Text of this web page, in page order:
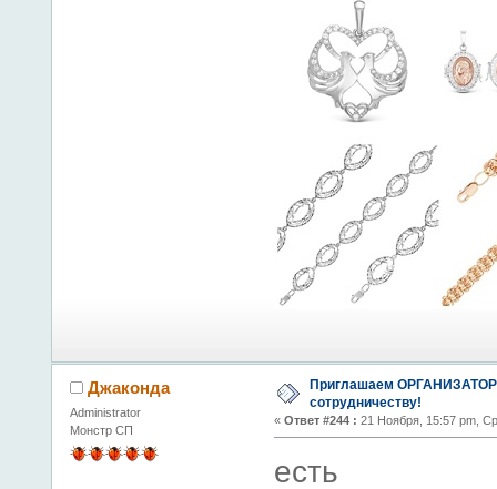
Джаконда
Administrator
Монстр СП
Приглашаем
сотрудничеству!
« Ответ #244 : 21 Ноября, 15:57 pm,
есть